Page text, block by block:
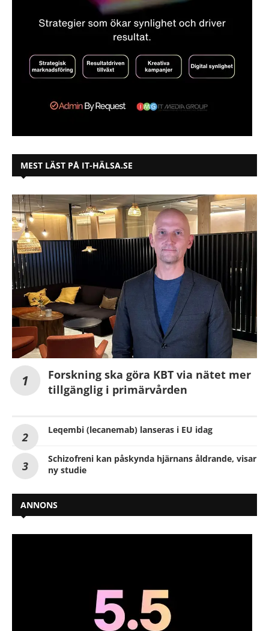
MEST LÄST PÅ IT-HÄLSA.SE
Forskning ska göra KBT via nätet mer
tillgänglig i primärvården
Leqembi (lecanemab) lanseras i EU idag
Schizofreni kan påskynda hjärnans åldrande, visar
ny studie
ANNONS